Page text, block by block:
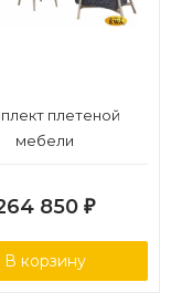
плетеной
мебели
850 ₽
В корзину